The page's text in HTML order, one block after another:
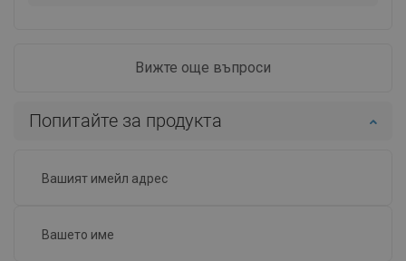
Вижте още въпроси
Попитайте за продукта